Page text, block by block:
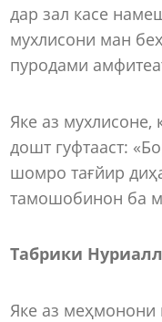
дар зал касе
мухлисони ман
пуродами
Яке аз мухлисоне,
дошт гуфтааст:
шомро тағйир
тамошобинон ба
Табрики
Яке аз